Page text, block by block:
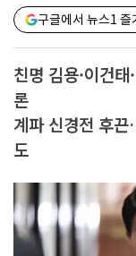
구글에서 뉴스1 즐
친명 김용·이건
론
계파 신경전 후
도